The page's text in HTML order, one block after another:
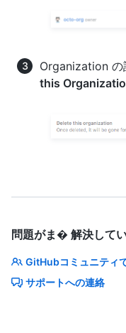
Organization の
this
問題がま� 解決して
GitHubコミュニティ
サポートへの連絡